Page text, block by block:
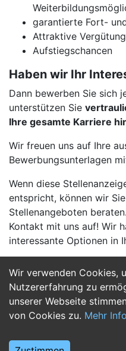
Wir verwenden Cookies,
Nutzererfahrung zu
unserer Webseite
von Cookies zu. Mehr
garantierte Fort-
Attraktive Vergütung
Aufstiegschancen
Haben wir Ihr
Dann bewerben Sie sich
unterstützen Sie
Ihre gesamte Karriere
Wir freuen uns auf Ihre
Bewerbungsunterlagen
Wenn diese
entspricht, können wir
Stellenangeboten
Kontakt mit uns auf! Wir
interessante Optionen in
Jetzt